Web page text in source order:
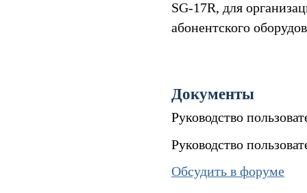
SG-17R, для
абонентского
Документы
Руководство
Руководство
Обсудить в форуме